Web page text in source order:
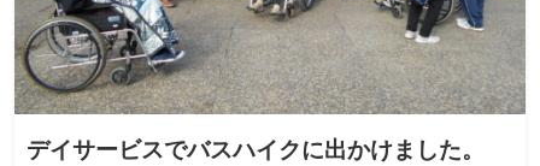
デイサービスでバスハイクに出かけました。